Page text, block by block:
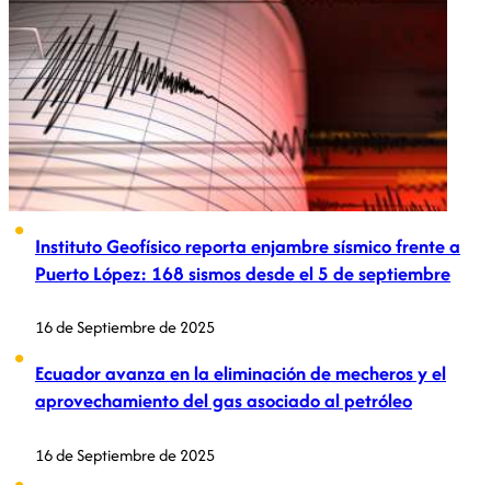
Instituto Geofísico reporta enjambre sísmico frente a
Puerto López: 168 sismos desde el 5 de septiembre
16 de Septiembre de 2025
Ecuador avanza en la eliminación de mecheros y el
aprovechamiento del gas asociado al petróleo
16 de Septiembre de 2025